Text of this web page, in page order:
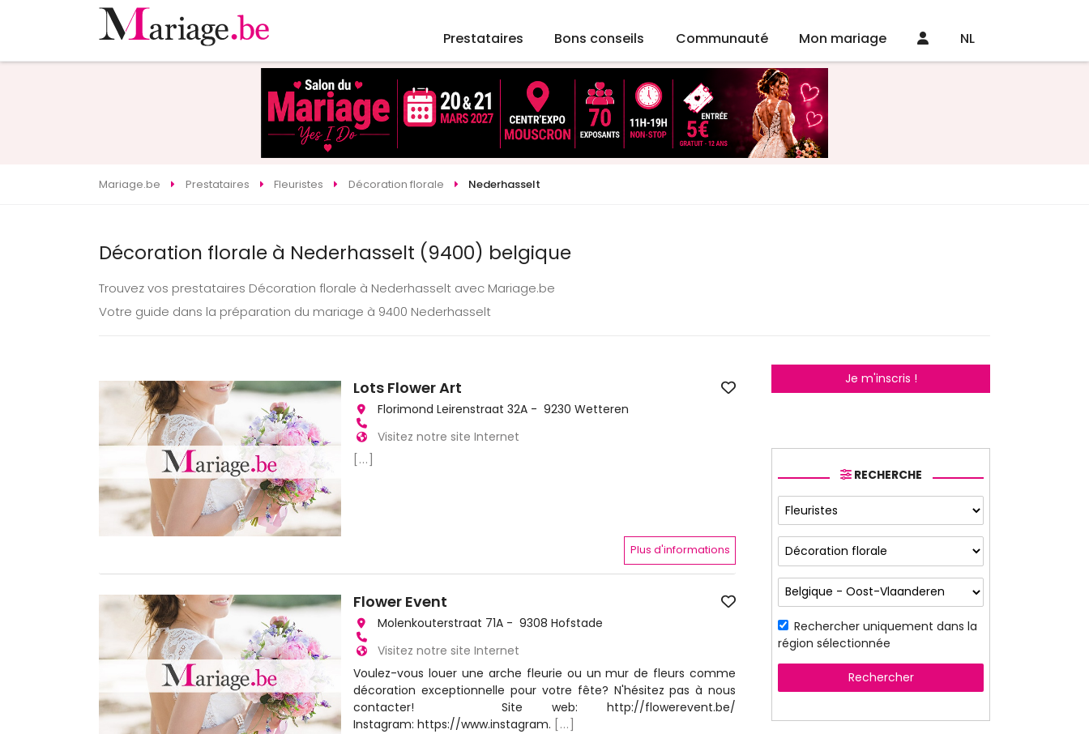
Prestataires Bons conseils Communauté Mon mariage NL
Mariage.be Prestataires Fleuristes Décoration florale Nederhasselt
Décoration florale à Nederhasselt (9400) belgique
Trouvez vos prestataires Décoration florale à Nederhasselt avec Mariage.be
Votre guide dans la préparation du mariage à 9400 Nederhasselt
Lots Flower Art
Florimond Leirenstraat 32A - 9230 Wetteren
Visitez notre site Internet
[...]
Plus d'informations
Flower Event
Molenkouterstraat 71A - 9308 Hofstade
Visitez notre site Internet
Voulez-vous louer une arche fleurie ou un mur de fleurs comme
décoration exceptionnelle pour votre fête? N'hésitez pas à nous
contacter! Site web: http://flowerevent.be/
Instagram: https://www.instagram.
[...]
Je m'inscris !
RECHERCHE
Rechercher uniquement dans la
région sélectionnée
Rechercher